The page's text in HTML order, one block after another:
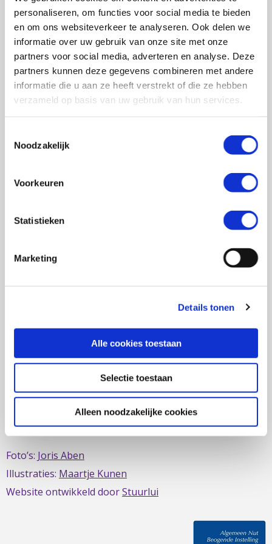
personaliseren, om functies voor social media te bieden
en om ons websiteverkeer te analyseren. Ook delen we
informatie over uw gebruik van onze site met onze
partners voor social media, adverteren en analyse. Deze
partners kunnen deze gegevens combineren met andere
informatie die u aan ze heeft verstrekt of die ze hebben
verzameld op basis van uw gebruik van hun services.
Noodzakelijk
Voorkeuren
Statistieken
Marketing
Details tonen
Alle cookies toestaan
Selectie toestaan
Alleen noodzakelijke cookies
0348 – 43 29 20(algemene nummer)
(ma t/m do: van 10.00 tot 14.30 uur)
info@crohn-colitis.nl
0348 – 420 780 (ervaringsdeskundigenlijn)
(ma t/m do: van 10:00 tot 12:30 uur)
ervaringsdeskundigen@crohn-colitis.nl
voor mensen met chronische darmziektes zoals de ziekte
van Crohn, colitis ulcerosa en microscopische colitis.
Deze ontstekingsziektes noemt men ook wel
Inflammatory Bowel Disease (IBD). Crohn & Colitis NL zet
zich al sinds 1979 in om de belangen van mensen met
IBD te behartigen. Evenals de belangen van mensen met
short bowel/darmfalen.
Deze website is mede mogelijk gemaakt door het
Fonds
Foto’s: Joris Aben
Illustraties: Maartje Kunen
Website ontwikkeld doorStuurlui